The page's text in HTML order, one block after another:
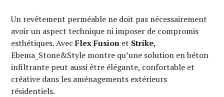
Un revêtement perméable ne doit pas nécessairement
avoir un aspect technique ni imposer de compromis
esthétiques. AvecFlex Fusion et Strike,
Ebema_Stone&Style montre qu’une solution en béton
infiltrante peut aussi être élégante, confortable et
créative dans les aménagements extérieurs
résidentiels.